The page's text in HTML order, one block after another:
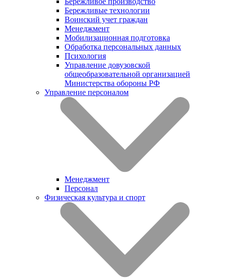
Бережливые технологии
Воинский учет граждан
Менеджмент
Мобилизационная подготовка
Обработка персональных данных
Психология
Управление довузовской
общеобразовательной организацией
Министерства обороны РФ
Управление персоналом
Менеджмент
Персонал
Физическая культура и спорт